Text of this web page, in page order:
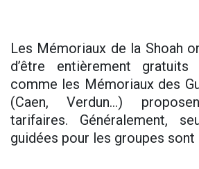
Les Mémoriaux de la Shoah
d’être entièrement
comme les Mémoriaux des
(Caen, Verdun…)
tarifaires. Généralement,
guidées pour les groupes sont